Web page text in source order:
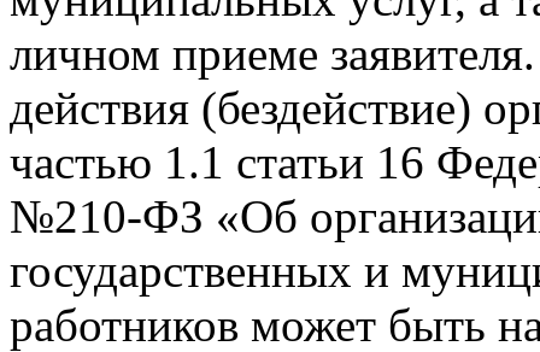
личном приеме
действия (бездействие)
частью 1.1 статьи 16
№210-ФЗ «Об
государственных и
работников может быть